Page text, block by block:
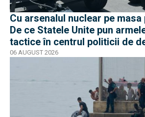
Cu arsenalul nuclear pe
De ce Statele Unite pun
tactice în centrul politicii de
06 AUGUST 2026